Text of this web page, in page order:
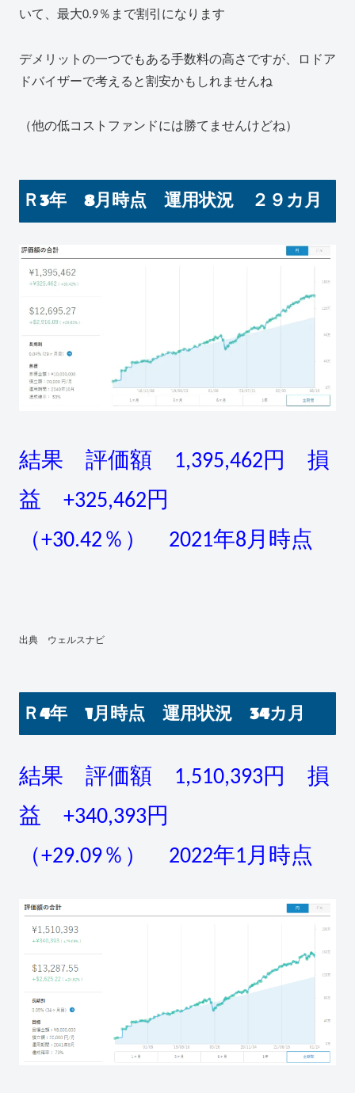
いて、最大0.9％まで割引になります
デメリットの一つでもある手数料の高さですが、ロドア
ドバイザーで考えると割安かもしれませんね
（他の低コストファンドには勝てませんけどね）
Ｒ3年 8月時点 運用状況 ２９カ月
結果 評価額 1,395,462円 損
益 +325,462円
（+30.42％） 2021年8月時点
出典 ウェルスナビ
Ｒ4年 1月時点 運用状況 34カ月
結果 評価額 1,510,393円 損
益 +340,393円
（+29.09％） 2022年1月時点